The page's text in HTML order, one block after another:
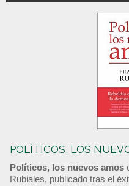
POLÍTICOS, LOS
Políticos, los nuevos amos
Rubiales, publicado tras el